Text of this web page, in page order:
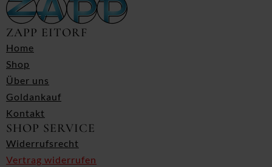
ZAPP EITORF
Home
Shop
Über uns
Goldankauf
Kontakt
SHOP SERVICE
Widerrufsrecht
Vertrag widerrufen